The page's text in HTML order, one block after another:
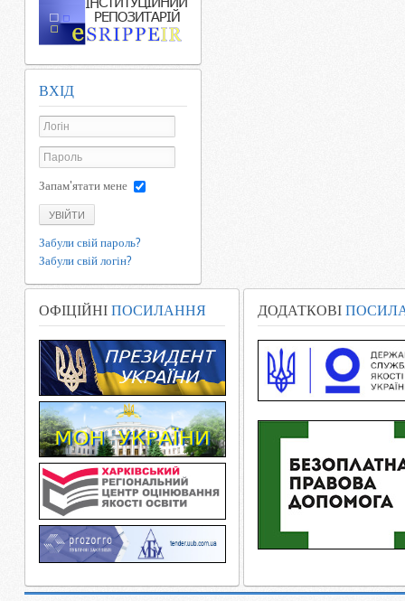
ВХІД
Запам'ятати мене
УВІЙТИ
Забули свій пароль?
Забули свій логін?
ОФІЦІЙНІ ПОСИЛАННЯ ДОДАТКОВІ